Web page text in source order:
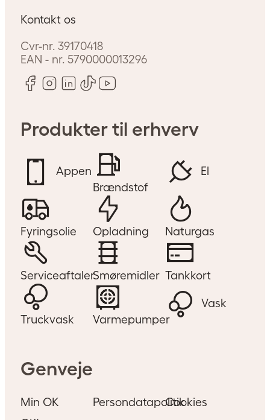
Kontakt os
Cvr-nr. 39170418
EAN - nr.5790000013296
Produkter til erhverv
Appen
Brændstof
El
Fyringsolie Opladning Naturgas
ServiceaftalerSmøremidler Tankkort
Truckvask Varmepumper
Vask
Genveje
Min OK PersondatapolitikCookies